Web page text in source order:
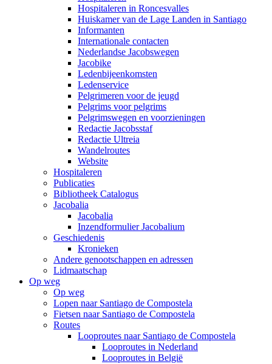
Hospitaleren in Roncesvalles
Huiskamer van de Lage Landen in Santiago
Informanten
Internationale contacten
Nederlandse Jacobswegen
Jacobike
Ledenbijeenkomsten
Ledenservice
Pelgrimeren voor de jeugd
Pelgrims voor pelgrims
Pelgrimswegen en voorzieningen
Redactie Jacobsstaf
Redactie Ultreia
Wandelroutes
Website
Hospitaleren
Publicaties
Bibliotheek Catalogus
Jacobalia
Jacobalia
Inzendformulier Jacobalium
Geschiedenis
Kronieken
Andere genootschappen en adressen
Lidmaatschap
Op weg
Op weg
Lopen naar Santiago de Compostela
Fietsen naar Santiago de Compostela
Routes
Looproutes naar Santiago de Compostela
Looproutes in Nederland
Looproutes in België